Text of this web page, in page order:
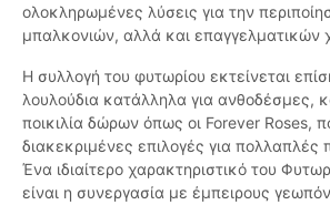
ολοκληρωμένες λύσεις για την
μπαλκονιών, αλλά και επαγγελματικών
Η συλλογή του φυτωρίου εκτείνεται
λουλούδια κατάλληλα για ανθοδέσμες,
ποικιλία δώρων όπως οι Forever Roses,
διακεκριμένες επιλογές για πολλαπλές
Ένα ιδιαίτερο χαρακτηριστικό του
είναι η συνεργασία με έμπειρους